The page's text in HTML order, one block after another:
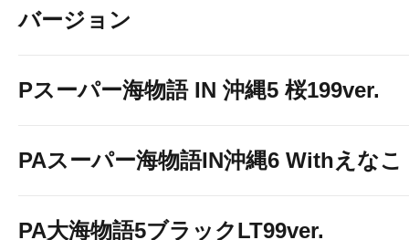
バージョン
Pスーパー海物語 IN 沖縄5 桜199ver.
PAスーパー海物語IN沖縄6 Withえなこ
PA大海物語5ブラックLT99ver.